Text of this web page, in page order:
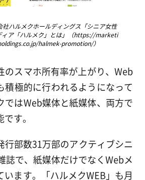
社ハルメクホールディングス「シニア女性
ィア「ハルメク」とは」（https://marketi
halmek-promotion/）
のスマホ所有率が上がり、Web
積極的に行われるようになって
ではWeb媒体と紙媒体、両方で
す。
行部数31万部のアクティブシニ
誌で、紙媒体だけでなくWebメ
います。「ハルメクWEB」も月